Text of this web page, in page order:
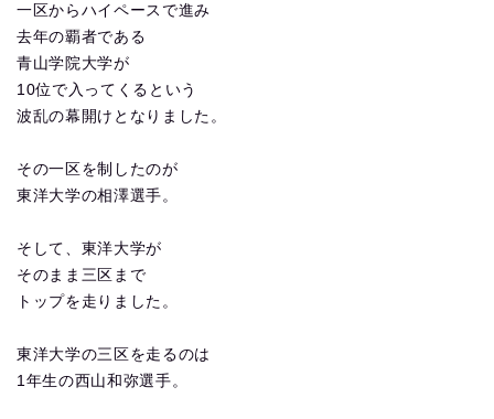
一区からハイペースで進み
去年の覇者である
青山学院大学が
10位で入ってくるという
波乱の幕開けとなりました。
その一区を制したのが
東洋大学の相澤選手。
そして、東洋大学が
そのまま三区まで
トップを走りました。
東洋大学の三区を走るのは
1年生の西山和弥選手。